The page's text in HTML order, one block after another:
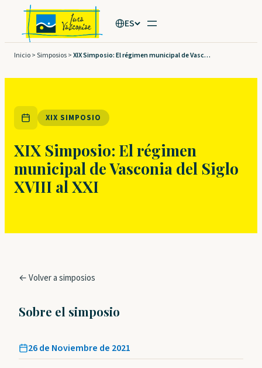
Saltar
contenido
ES
Inicio>Simposios> XIX Simposio: El régimen municipal de Vasconia del Siglo XVIII al XXI
XIX SIMPOSIO
XIX Simposio: El régimen
municipal de Vasconia del Siglo
XVIII al XXI
← Volver a simposios
Sobre el simposio
26 de Noviembre de 2021